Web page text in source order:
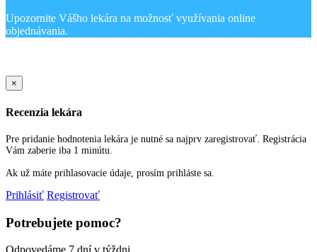
Upozornite Vášho lekára na možnosť využívania online
×
Recenzia lekára
Pre pridanie hodnotenia lekára je nutné sa najprv zaregistrovať. Registrácia
Vám zaberie iba 1 minútu.
Ak už máte prihlasovacie údaje, prosím prihláste sa.
Prihlásiť Registrovať
Potrebujete pomoc?